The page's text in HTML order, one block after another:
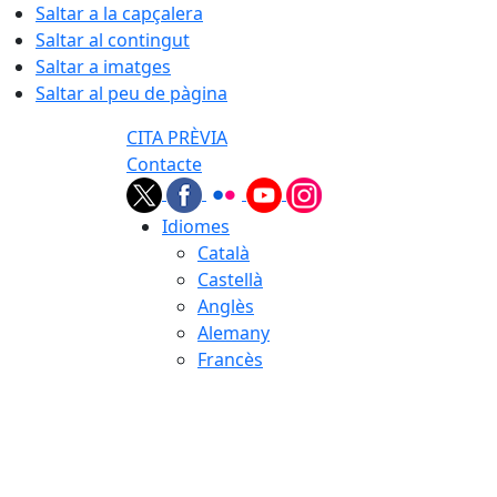
Saltar a la capçalera
Saltar al contingut
Saltar a imatges
Saltar al peu de pàgina
CITA PRÈVIA
Contacte
Idiomes
Català
Castellà
Anglès
Alemany
Francès